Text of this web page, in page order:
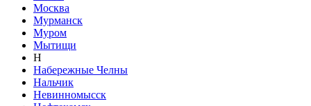
Москва
Мурманск
Муром
Мытищи
Н
Набережные Челны
Нальчик
Невинномысск